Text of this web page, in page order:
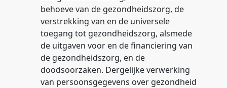
behoeve van de gezondheidszorg, de
verstrekking van en de universele
toegang tot gezondheidszorg, alsmede
de uitgaven voor en de financiering van
de gezondheidszorg, en de
doodsoorzaken. Dergelijke verwerking
van persoonsgegevens over gezondheid